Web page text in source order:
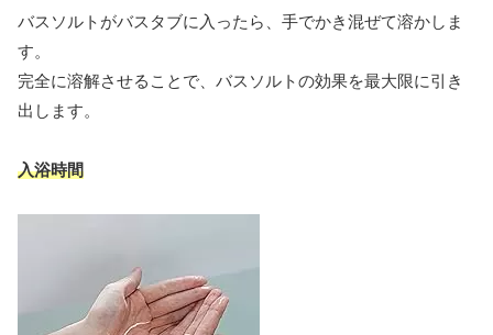
バスソルトがバスタブに入ったら、手でかき混ぜて溶かしま
す。
完全に溶解させることで、バスソルトの効果を最大限に引き
出します。
入浴時間